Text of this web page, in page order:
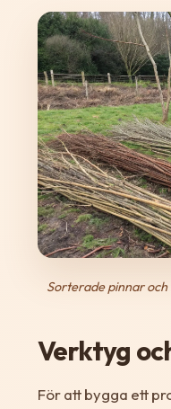
Sorterade pinnar
Verktyg
För att bygga ett